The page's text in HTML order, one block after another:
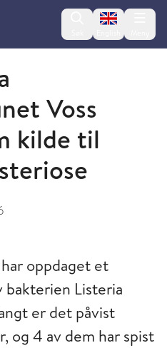
Change
Voss
kilde til
oppdaget et
bakterien Listeria
er det påvist
og 4 av dem har spist